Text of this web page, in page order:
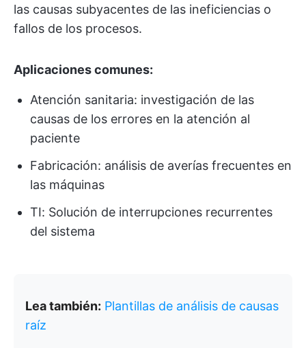
las causas subyacentes de las ineficiencias o
fallos de los procesos.
Aplicaciones comunes:
Atención sanitaria: investigación de las
causas de los errores en la atención al
paciente
Fabricación: análisis de averías frecuentes en
las máquinas
TI: Solución de interrupciones recurrentes
del sistema
Lea también: Plantillas de análisis de causas
raíz